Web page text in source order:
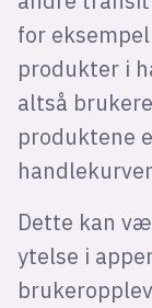
for
produkter i
altså
produktene
Dette kan
ytelse i